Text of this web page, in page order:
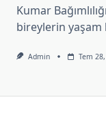
Kumar
bireylerin yaşam
Admin Tem